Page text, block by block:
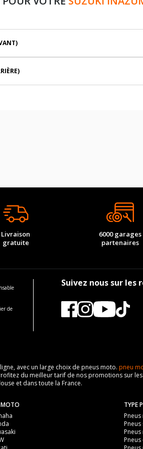
Livraison
gratuite
6000 garages
partenaires
de
Suivez nous sur les
avec un large choix de pneus moto. pneu
du meilleur tarif de nos promotions sur
et dans toute la France.
MOTO
TYPE